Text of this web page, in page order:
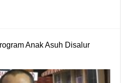
Anak Asuh Disalur